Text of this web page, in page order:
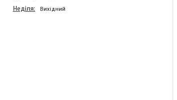
Неділя Вихідний